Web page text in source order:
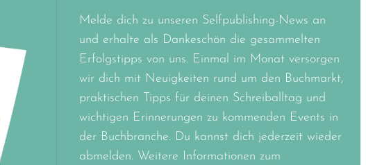
Melde dich zu unseren Selfpublishing-News an
und erhalte als Dankeschön die gesammelten
Erfolgstipps von uns. Einmal im Monat versorgen
wir dich mit Neuigkeiten rund um den Buchmarkt,
praktischen Tipps für deinen Schreiballtag und
wichtigen Erinnerungen zu kommenden Events in
der Buchbranche. Du kannst dich jederzeit wieder
abmelden. Weitere Informationen zum